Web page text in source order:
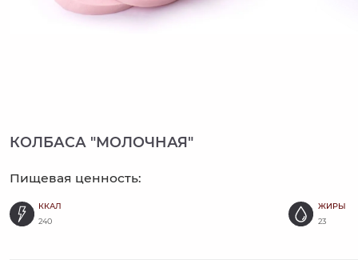
КОЛБАСА "МОЛОЧНАЯ"
Пищевая ценность:
ККАЛ
240
ЖИРЫ
23